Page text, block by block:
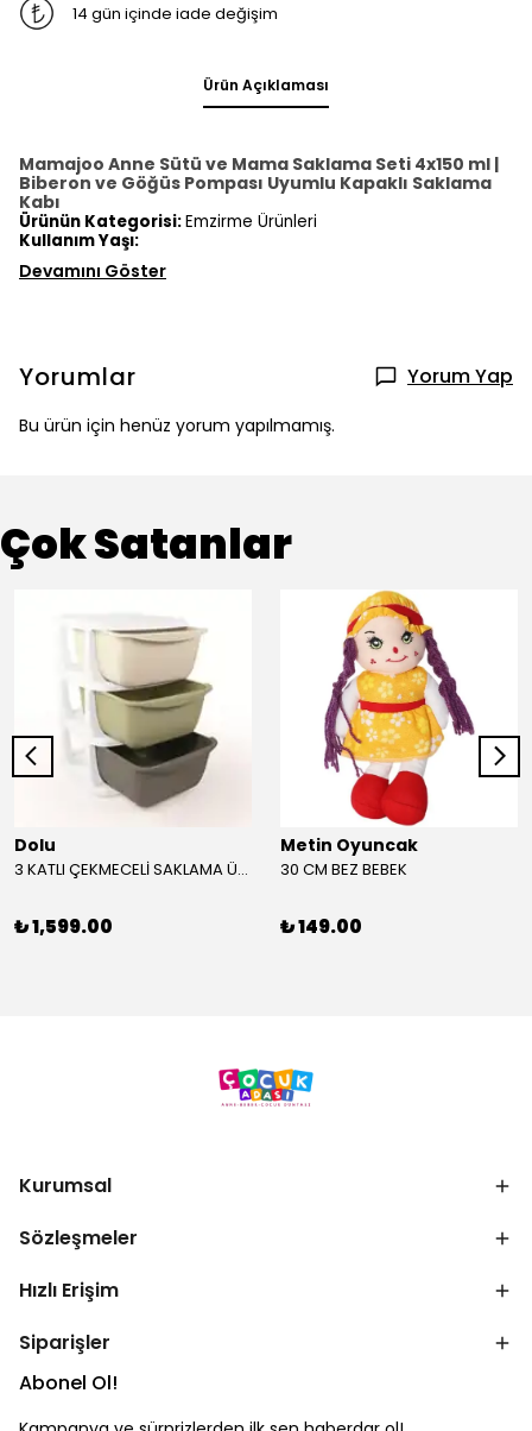
14 gün içinde iade değişim
Ürün Açıklaması
Mamajoo Anne Sütü ve Mama Saklama Seti 4x150 ml |
Biberon ve Göğüs Pompası Uyumlu Kapaklı Saklama
Kabı
Ürünün Kategorisi:Emzirme Ürünleri
Kullanım Yaşı:
Devamını Göster
Yorumlar Yorum Yap
Bu ürün için henüz yorum yapılmamış.
Çok Satanlar
Dolu
3 KATLI ÇEKMECELİ SAKLAMA ÜNİTESİ
₺ 1,599.00
Metin Oyuncak
30 CM BEZ BEBEK
₺ 149.00
Kurumsal
Sözleşmeler
Hızlı Erişim
Siparişler
Abonel Ol!